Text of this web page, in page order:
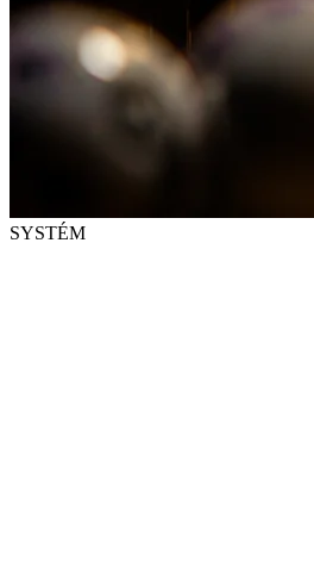
SYSTÉM